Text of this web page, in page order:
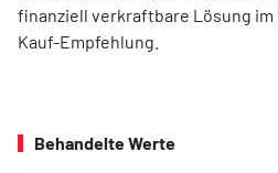
finanziell verkraftbare Lösung
Kauf-Empfehlung.
Behandelte Werte